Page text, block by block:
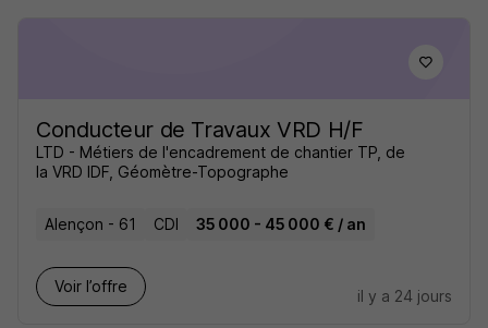
Conducteur de Travaux VRD H/F
LTD - Métiers de l'encadrement de chantier TP, de
la VRD IDF, Géomètre-Topographe
Alençon - 61 CDI 35 000 - 45 000 € / an
Voir l’offre
il y a 24 jours